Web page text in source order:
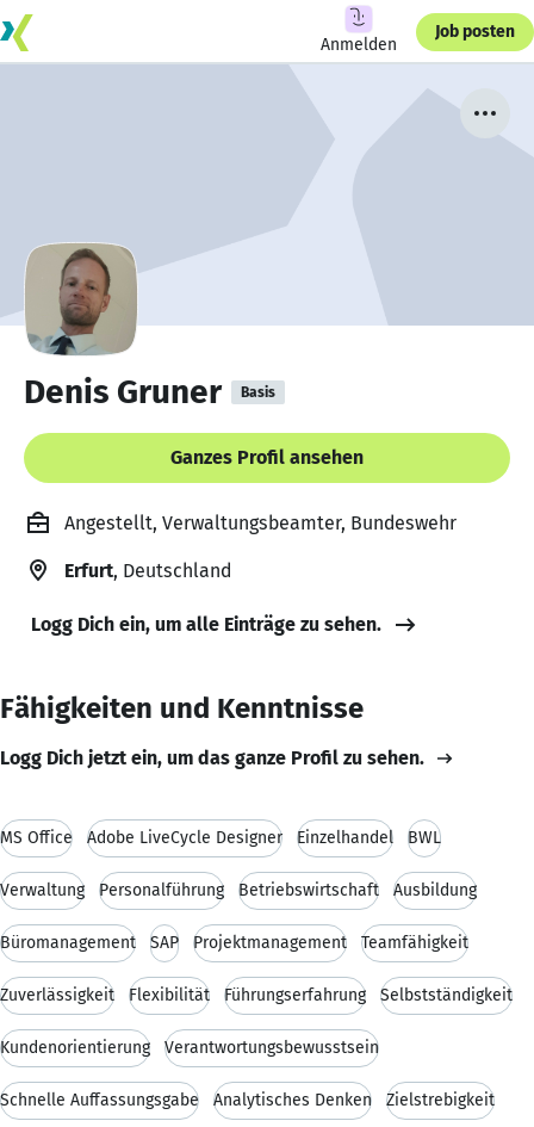
Anmelden
Job posten
Denis Gruner Basis
Ganzes Profil ansehen
Angestellt, Verwaltungsbeamter, Bundeswehr
Erfurt, Deutschland
Logg Dich ein, um alle Einträge zu sehen.
Fähigkeiten und Kenntnisse
Logg Dich jetzt ein, um das ganze Profil zu sehen.
MS Office Adobe LiveCycle Designer Einzelhandel BWL
Verwaltung Personalführung Betriebswirtschaft Ausbildung
Büromanagement SAP Projektmanagement Teamfähigkeit
Zuverlässigkeit Flexibilität Führungserfahrung Selbstständigkeit
Kundenorientierung Verantwortungsbewusstsein
Schnelle Auffassungsgabe Analytisches Denken Zielstrebigkeit